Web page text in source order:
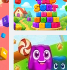
Seřadit podle
typu Klikněte na
pole